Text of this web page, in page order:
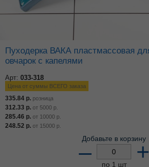
Пуходерка ВАКА пластмассовая для кавказских
овчарок с капелями
Арт: 033-318
Цена от суммы ВСЕГО заказа
335.84 р. розница
312.33 р. от 5000 р.
285.46 р. от 10000 р.
248.52 р. от 15000 р.
Добавьте в корзину
– +
по 1 шт